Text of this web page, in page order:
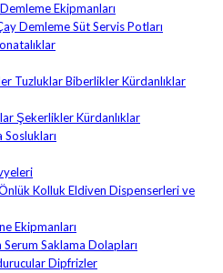
Ekipmanları
Demleme Süt Servis Potları
Tuzluklar Biberlikler Kürdanlıklar
Şekerlikler Kürdanlıklar
Soslukları
Kolluk Eldiven Dispenserleri ve
Ekipmanları
Saklama Dolapları
Dipfrizler